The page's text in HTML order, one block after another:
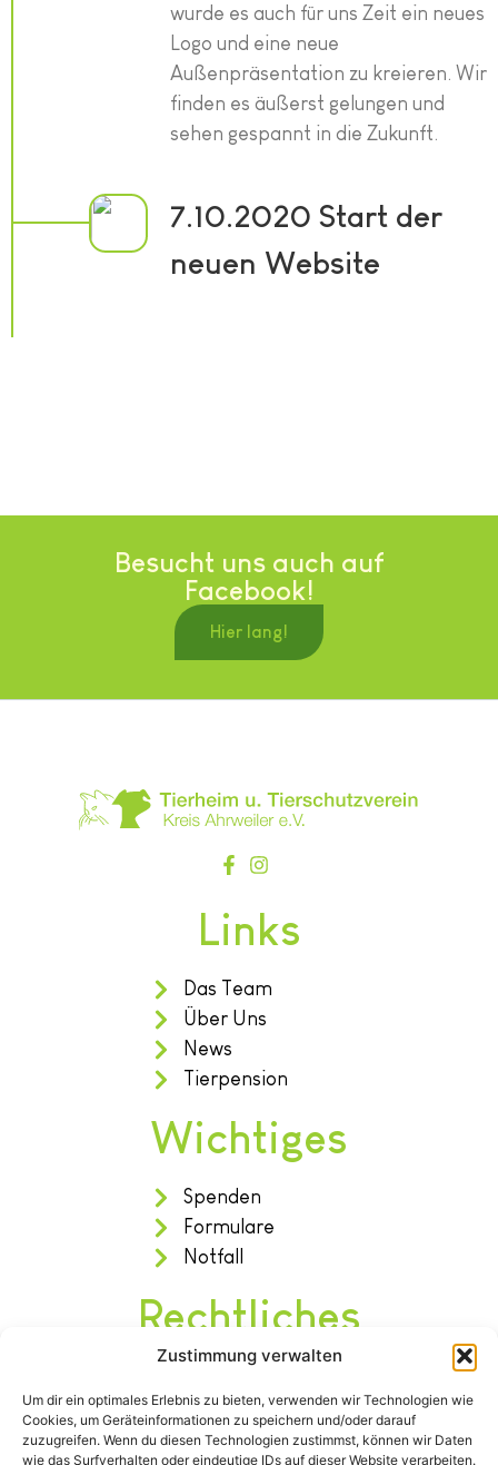
Zustimmung verwalten
Um dir ein optimales Erlebnis zu bieten, verwenden wir Technologien wie
Cookies, um Geräteinformationen zu speichern und/oder darauf
zuzugreifen. Wenn du diesen Technologien zustimmst, können wir Daten
wie das Surfverhalten oder eindeutige IDs auf dieser Website verarbeiten.
wurde es auch für uns Zeit ein neues
Logo und eine neue
Außenpräsentation zu kreieren. Wir
finden es äußerst gelungen und
sehen gespannt in die Zukunft.
7.10.2020 Start der
neuen Website
Besucht uns auch auf
Facebook!
Hier lang!
Links
Das Team
Über Uns
News
Tierpension
Wichtiges
Spenden
Formulare
Notfall
Rechtliches
Datenschutz
Satzung